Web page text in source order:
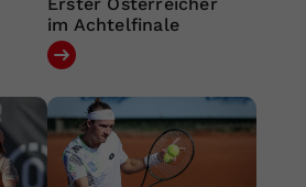
im Achtelfinale